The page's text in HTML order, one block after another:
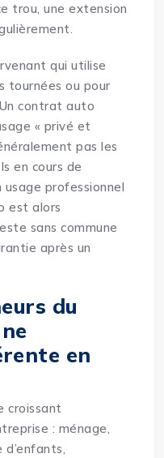
trou, une extension
qui utilise
tournées ou pour
contrat auto
« privé et
pas les
en cours de
usage professionnel
est alors
sans commune
après un
du
en
croissant
: ménage,